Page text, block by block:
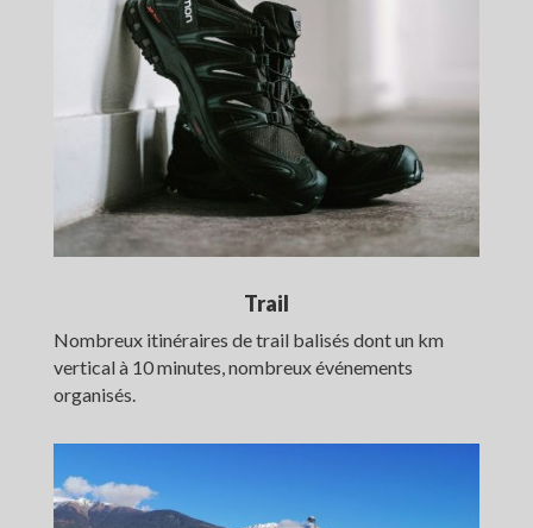
Trail
Nombreux itinéraires de trail balisés dont un km
vertical à 10 minutes, nombreux événements
organisés.